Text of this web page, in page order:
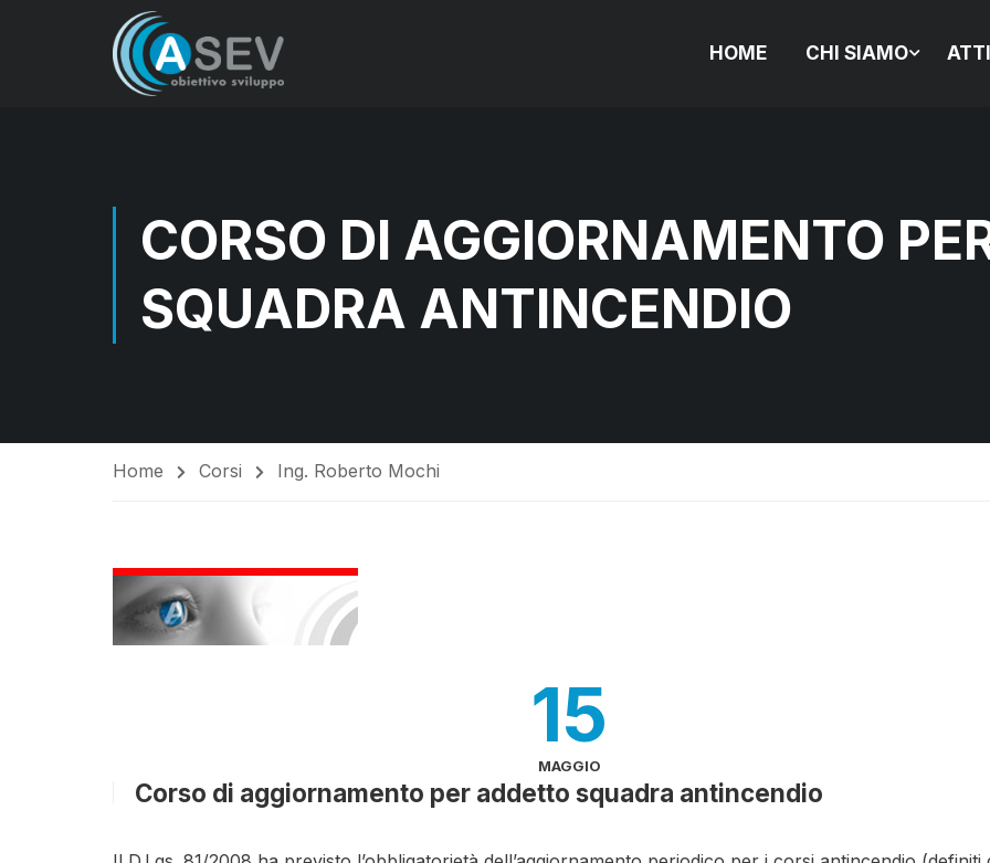
HOME CHI SIAMO
CORSO DI AGGIORNAMENTO
SQUADRA ANTINCENDIO
Home Corsi Ing. Roberto Mochi
15
MAGGIO
Corso di aggiornamento per addetto squadra antincendio